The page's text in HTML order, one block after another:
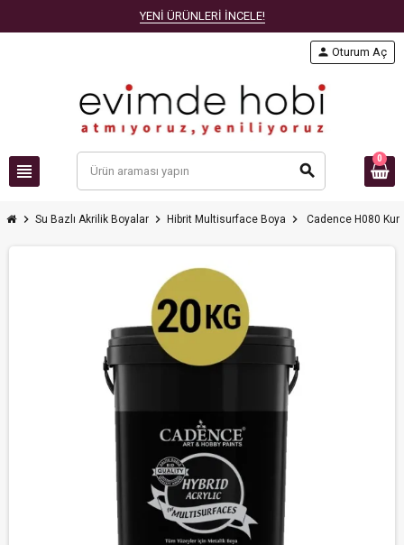
YENİ ÜRÜNLERİ İNCELE!
view_headline search
person Oturum Aç
0
chevron_right Su Bazlı Akrilik Boyalar chevron_right Hibrit Multisurface Boya chevron_right Cadence H080